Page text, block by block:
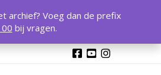
archief? Voeg dan de prefix
bij vragen.